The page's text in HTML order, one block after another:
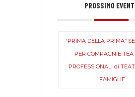
PROSSIMO
“PRIMA DELLA PRIMA”
PER COMPAGNIE
PROFESSIONALI di
FAMIGLIE